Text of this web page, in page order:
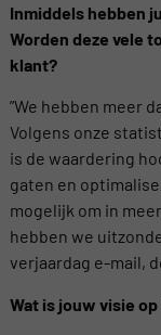
Inmiddels hebben
Worden deze vele
klant?
”We hebben meer
Volgens onze
is de waardering
gaten en
mogelijk om in
hebben we
verjaardag e-mail,
Wat is jouw visie